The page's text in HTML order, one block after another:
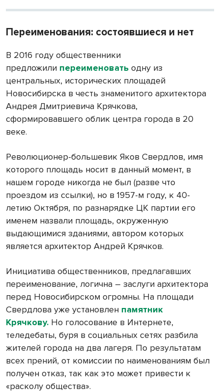
Переименования: состоявшиеся и нет
В 2016 году общественники
предложили переименовать одну из
центральных, исторических площадей
Новосибирска в честь знаменитого архитектора
Андрея Дмитриевича Крячкова,
сформировавшего облик центра города в 20
веке.
Революционер-большевик Яков Свердлов, имя
которого площадь носит в данный момент, в
нашем городе никогда не был (разве что
проездом из ссылки), но в 1957-м году, к 40-
летию Октября, по разнарядке ЦК партии его
именем назвали площадь, окруженную
выдающимися зданиями, автором которых
является архитектор Андрей Крячков.
Инициатива общественников, предлагавших
переименование, логична – заслуги архитектора
перед Новосибирском огромны. На площади
Свердлова уже установлен памятник
Крячкову. Но голосование в Интернете,
теледебаты, буря в социальных сетях разбила
жителей города на два лагеря. По результатам
всех прений, от комиссии по наименованиям был
получен отказ, так как это может привести к
«расколу общества».